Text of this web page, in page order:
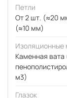
Петли
От 2 шт. (≈20
(≈10 мм)
Изоляционные
Каменная
м3)
Глазок